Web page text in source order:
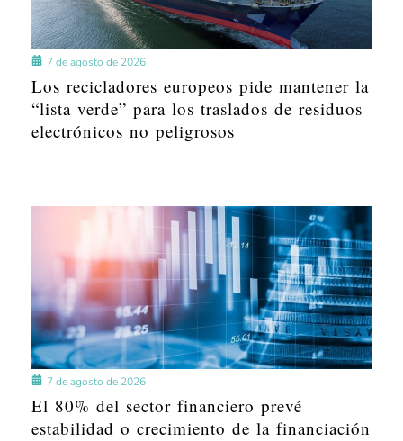
7 de agosto de 2026
Los recicladores europeos pide mantener la
“lista verde” para los traslados de residuos
electrónicos no peligrosos
7 de agosto de 2026
El 80% del sector financiero prevé
estabilidad o crecimiento de la financiación